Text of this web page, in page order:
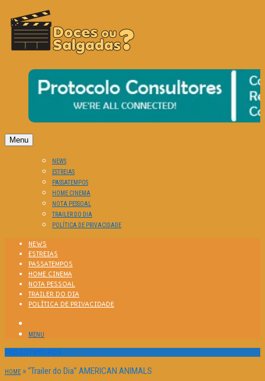
DOCES OU SALGADAS?
O Cinema? Uma Paixão!!
Menu
NEWS
ESTREIAS
PASSATEMPOS
HOME CINEMA
NOTA PESSOAL
TRAILER DO DIA
POLÍTICA DE PRIVACIDADE
NEWS
ESTREIAS
PASSATEMPOS
HOME CINEMA
NOTA PESSOAL
TRAILER DO DIA
POLÍTICA DE PRIVACIDADE
MENU
Passatempos
HOME »“Trailer do Dia” AMERICAN ANIMALS